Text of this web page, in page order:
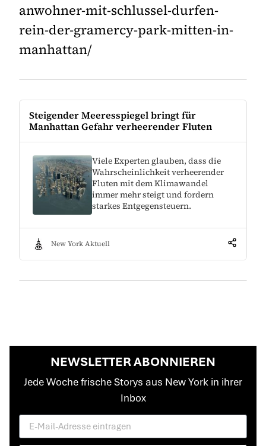
anwohner-mit-schlussel-durfen-
rein-der-gramercy-park-mitten-in-
manhattan/
Steigender Meeresspiegel bringt für
Manhattan Gefahr verheerender Fluten
Viele Experten glauben, dass die
Wahrscheinlichkeit verheerender
Fluten mit dem Klimawandel
immer mehr steigt und fordern
starkes Entgegensteuern.
New York Aktuell
NEWSLETTER ABONNIEREN
Jede Woche frische Storys aus New York in ihrer
Inbox